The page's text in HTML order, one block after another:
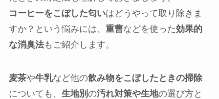
コーヒーをこぼした匂いはどうやって取り除きま
すか？という悩みには、 重曹などを使った効果的
な消臭法もご紹介します。
麦茶や牛乳など他の飲み物をこぼしたときの掃除
についても、 生地別 の汚れ対策や生地の選び方と